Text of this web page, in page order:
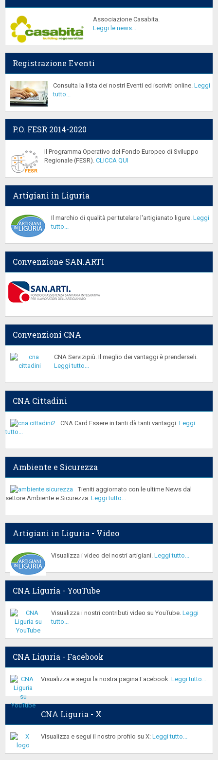
Associazione Casabita.
Leggi le news...
Registrazione Eventi
Consulta la lista dei nostri Eventi ed iscriviti online. Leggi
tutto...
P.O. FESR 2014-2020
Il Programma Operativo del Fondo Europeo di Sviluppo
Regionale (FESR). CLICCA QUI
Artigiani in Liguria
Il marchio di qualità per tutelare l'artigianato ligure. Leggi
tutto...
Convenzione SAN.ARTI
Convenzioni CNA
CNA Servizipiù. Il meglio dei vantaggi è prenderseli.
Leggi tutto...
CNA Cittadini
CNA Card.Essere in tanti dà tanti vantaggi. Leggi
tutto...
Ambiente e Sicurezza
Tieniti aggiornato con le ultime News dal
settore Ambiente e Sicurezza. Leggi tutto...
Artigiani in Liguria - Video
Visualizza i video dei nostri artigiani. Leggi tutto...
CNA Liguria - YouTube
Visualizza i nostri contributi video su YouTube. Leggi
tutto...
CNA Liguria - Facebook
Visualizza e segui la nostra pagina Facebook: Leggi tutto...
CNA Liguria - X
Visualizza e segui il nostro profilo su X: Leggi tutto...